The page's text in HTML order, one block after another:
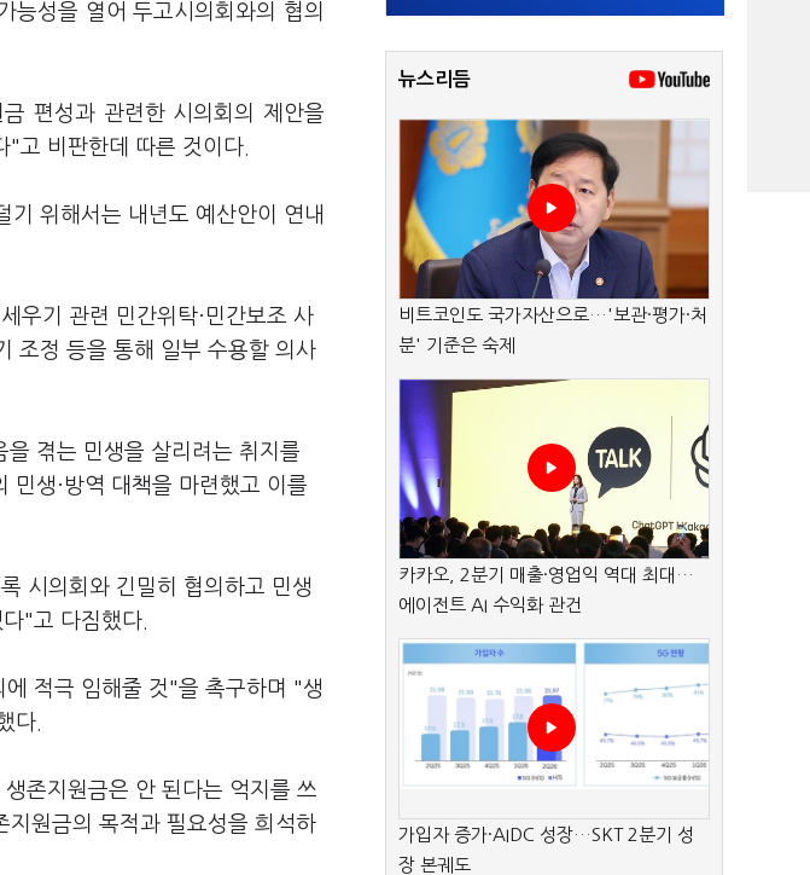
능성을 열어 두고시의회와의 협의
편성과 관련한 시의회의 제안을
고 비판한데 따른 것이다.
위해서는 내년도 예산안이 연내
우기 관련 민간위탁·민간보조 사
조정 등을 통해 일부 수용할 의사
겪는 민생을 살리려는 취지를
생·방역 대책을 마련했고 이를
시의회와 긴밀히 협의하고 민생
"고 다짐했다.
적극 임해줄 것"을 촉구하며 "생
다.
존지원금은 안 된다는 억지를 쓰
원금의 목적과 필요성을 희석하
뉴스리듬
비트코인도 국가자산으로…'보관·평가·처
분' 기준은 숙제
카카오, 2분기 매출·영업익 역대 최대…
에이전트 AI 수익화 관건
가입자 증가·AIDC 성장…SKT 2분기 성
장 본궤도